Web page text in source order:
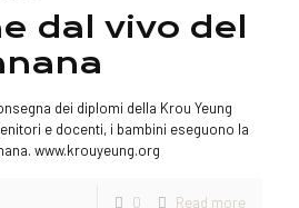
dal vivo del
dei diplomi della Krou Yeung
e docenti, i bambini eseguono la
www.krouyeung.org
0 Read more